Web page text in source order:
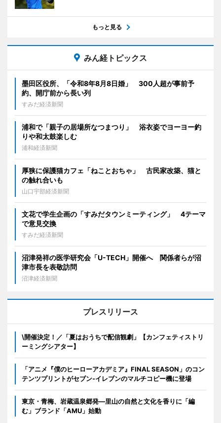
もっと見る
みん経トピックス
墨田区役所、「令和8年8月8日婚」 300人超が事前予
約、開庁前から長い列
すみだ経済新聞
浦和で「親子の居場所なつまつり」 浴衣姿でヨーヨー釣
りや和太鼓楽しむ
浦和経済新聞
厚狭に保護猫カフェ「ねことおちゃ」 古民家改築、猫と
の触れ合いも
山口宇部経済新聞
文花で学生企画の「すみだタウンミーティング」 4テーマ
で意見交換
すみだ経済新聞
沼津発祥の医学研究会「U-TECH」開催へ 関係者らが沼
津市長を表敬訪問
沼津経済新聞
プレスリリース
\開催決定！／「夏はおうちで配信観劇」【カンフェティストリ
ーミングシアター】
「アニメ『僕のヒーローアカデミア』FINAL SEASON」のコン
テンツプリントがセブン‐イレブンのマルチコピー機に登場
東京・青梅、岩蔵温泉郷発―里山の自然と文化を香りに「編
む」ブランド「AMU」始動